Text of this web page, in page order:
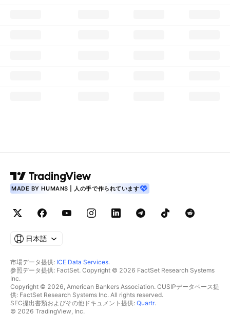
MADE BY HUMANS | 人の手で作られています
日本語
市場データ提供: ICE Data Services.
参照データ提供: FactSet. Copyright © 2026 FactSet Research Systems
Inc.
Copyright © 2026, American Bankers Association. CUSIPデータベース提
供: FactSet Research Systems Inc. All rights reserved.
SEC提出書類およびその他ドキュメント提供: Quartr.
© 2026 TradingView, Inc.